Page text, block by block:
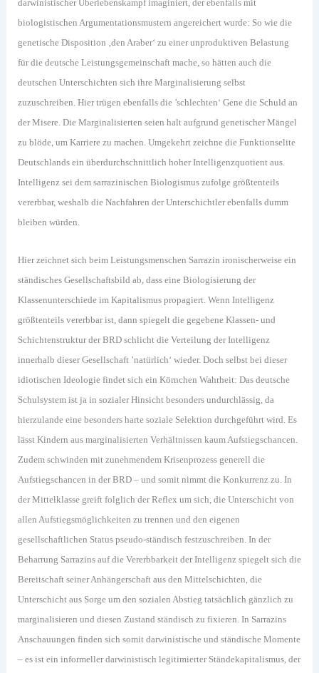
darwinistischer Überlebenskampf imaginiert, der ebenfalls mit
biologistischen Argumentationsmustern angereichert wurde: So wie die
genetische Disposition ‚den Araber‘ zu einer unproduktiven Belastung
für die deutsche Leistungsgemeinschaft mache, so hätten auch die
deutschen Unterschichten sich ihre Marginalisierung selbst
zuzuschreiben. Hier trügen ebenfalls die ’schlechten‘ Gene die Schuld an
der Misere. Die Marginalisierten seien halt aufgrund genetischer Mängel
zu blöde, um Karriere zu machen. Umgekehrt zeichne die Funktionselite
Deutschlands ein überdurchschnittlich hoher Intelligenzquotient aus.
Intelligenz sei dem sarrazinischen Biologismus zufolge größtenteils
vererbbar, weshalb die Nachfahren der Unterschichtler ebenfalls dumm
bleiben würden.
Hier zeichnet sich beim Leistungsmenschen Sarrazin ironischerweise ein
ständisches Gesellschaftsbild ab, dass eine Biologisierung der
Klassenunterschiede im Kapitalismus propagiert. Wenn Intelligenz
größtenteils vererbbar ist, dann spiegelt die gegebene Klassen- und
Schichtenstruktur der BRD schlicht die Verteilung der Intelligenz
innerhalb dieser Gesellschaft ’natürlich‘ wieder. Doch selbst bei dieser
idiotischen Ideologie findet sich ein Körnchen Wahrheit: Das deutsche
Schulsystem ist ja in sozialer Hinsicht besonders undurchlässig, da
hierzulande eine besonders harte soziale Selektion durchgeführt wird. Es
lässt Kindern aus marginalisierten Verhältnissen kaum Aufstiegschancen.
Zudem schwinden mit zunehmendem Krisenprozess generell die
Aufstiegschancen in der BRD – und somit nimmt die Konkurrenz zu. In
der Mittelklasse greift folglich der Reflex um sich, die Unterschicht von
allen Aufstiegsmöglichkeiten zu trennen und den eigenen
gesellschaftlichen Status pseudo-ständisch festzuschreiben. In der
Beharrung Sarrazins auf die Vererbbarkeit der Intelligenz spiegelt sich die
Bereitschaft seiner Anhängerschaft aus den Mittelschichten, die
Unterschicht aus Sorge um den sozialen Abstieg tatsächlich gänzlich zu
marginalisieren und diesen Zustand ständisch zu fixieren. In Sarrazins
Anschauungen finden sich somit darwinistische und ständische Momente
– es ist ein informeller darwinistisch legitimierter Ständekapitalismus, der